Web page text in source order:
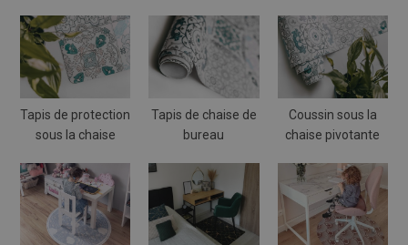
Tapis de protection
sous la chaise
Tapis de chaise de
bureau
Coussin sous la
chaise pivotante